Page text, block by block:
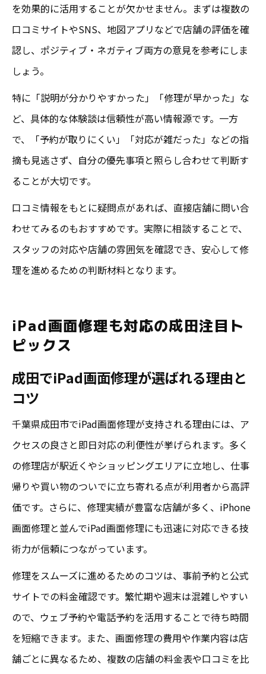
を効果的に活用することが欠かせません。まずは複数の
口コミサイトやSNS、地図アプリなどで店舗の評価を確
認し、ポジティブ・ネガティブ両方の意見を参考にしま
しょう。
特に「説明が分かりやすかった」「修理が早かった」な
ど、具体的な体験談は信頼性が高い情報源です。一方
で、「予約が取りにくい」「対応が雑だった」などの指
摘も見逃さず、自分の優先事項と照らし合わせて判断す
ることが大切です。
口コミ情報をもとに疑問点があれば、直接店舗に問い合
わせてみるのもおすすめです。実際に相談することで、
スタッフの対応や店舗の雰囲気を確認でき、安心して修
理を進めるための判断材料となります。
iPad画面修理も対応の成田注目ト
ピックス
成田でiPad画面修理が選ばれる理由と
コツ
千葉県成田市でiPad画面修理が支持される理由には、ア
クセスの良さと即日対応の利便性が挙げられます。多く
の修理店が駅近くやショッピングエリアに立地し、仕事
帰りや買い物のついでに立ち寄れる点が利用者から高評
価です。さらに、修理実績が豊富な店舗が多く、iPhone
画面修理と並んでiPad画面修理にも迅速に対応できる技
術力が信頼につながっています。
修理をスムーズに進めるためのコツは、事前予約と公式
サイトでの料金確認です。繁忙期や週末は混雑しやすい
ので、ウェブ予約や電話予約を活用することで待ち時間
を短縮できます。また、画面修理の費用や作業内容は店
舗ごとに異なるため、複数の店舗の料金表や口コミを比